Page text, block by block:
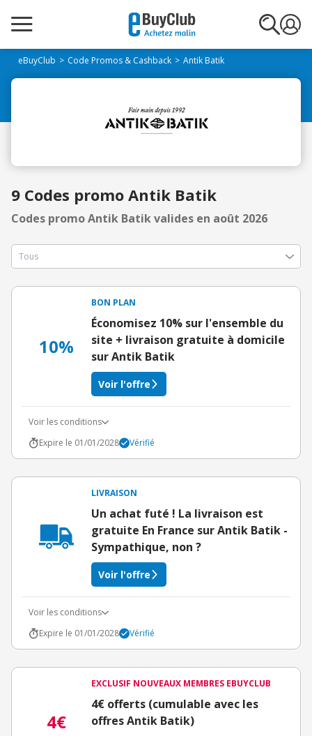
eBuyClub Code Promos & Cashback Antik Batik
9 Codes promo Antik Batik
Codes promo Antik Batik valides en août 2026
10%
BON PLAN
Économisez 10% sur l'ensemble du
site + livraison gratuite à domicile
sur Antik Batik
Voir l'offre
Voir les conditions
Expire le 01/01/2028
Vérifié
LIVRAISON
Un achat futé ! La livraison est
gratuite En France sur Antik Batik -
Sympathique, non ?
Voir l'offre
Voir les conditions
Expire le 01/01/2028
Vérifié
4€
EXCLUSIF NOUVEAUX MEMBRES EBUYCLUB
4€ offerts (cumulable avec les
offres Antik Batik)